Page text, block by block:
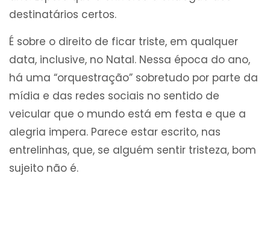
destinatários certos.
É sobre o direito de ficar triste, em qualquer
data, inclusive, no Natal. Nessa época do ano,
há uma “orquestração” sobretudo por parte da
mídia e das redes sociais no sentido de
veicular que o mundo está em festa e que a
alegria impera. Parece estar escrito, nas
entrelinhas, que, se alguém sentir tristeza, bom
sujeito não é.